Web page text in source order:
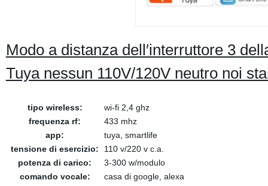
Modo a distanza dell′interruttore 3
Tuya nessun 110V/120V neutro noi
tipo wireless:
wi-fi 2,4 ghz
frequenza rf:
433 mhz
app:
tuya, smartlife
tensione di esercizio:
110 v/220 v c.a.
potenza di carico:
3-300 w/modulo
comando vocale:
casa di google, alexa